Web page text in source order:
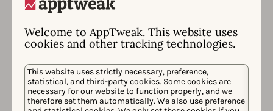
Welcome to AppTweak. This website uses
cookies and other tracking technologies.
This website uses strictly necessary, preference,
statistical, and third-party cookies. Some cookies are
necessary for our website to function properly, and we
therefore set them automatically. We also use preference